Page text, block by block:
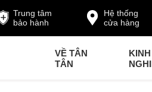
Hệ thống
cửa hàng
Trung tâm
bảo hành
VỀ TÂN
TÂN
KINH